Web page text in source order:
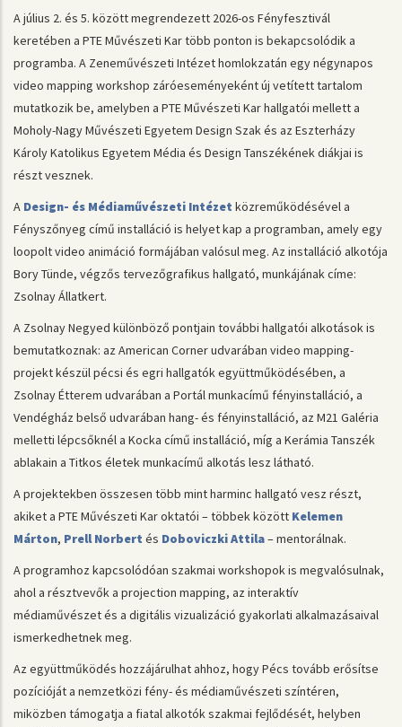
A július 2. és 5. között megrendezett 2026-os Fényfesztivál
keretében a PTE Művészeti Kar több ponton is bekapcsolódik a
programba. A Zeneművészeti Intézet homlokzatán egy négynapos
video mapping workshop záróeseményeként új vetített tartalom
mutatkozik be, amelyben a PTE Művészeti Kar hallgatói mellett a
Moholy-Nagy Művészeti Egyetem Design Szak és az Eszterházy
Károly Katolikus Egyetem Média és Design Tanszékének diákjai is
részt vesznek.
A Design- és Médiaművészeti Intézet közreműködésével a
Fényszőnyeg című installáció is helyet kap a programban, amely egy
loopolt video animáció formájában valósul meg. Az installáció alkotója
Bory Tünde, végzős tervezőgrafikus hallgató, munkájának címe:
Zsolnay Állatkert.
A Zsolnay Negyed különböző pontjain további hallgatói alkotások is
bemutatkoznak: az American Corner udvarában video mapping-
projekt készül pécsi és egri hallgatók együttműködésében, a
Zsolnay Étterem udvarában a Portál munkacímű fényinstalláció, a
Vendégház belső udvarában hang- és fényinstalláció, az M21 Galéria
melletti lépcsőknél a Kocka című installáció, míg a Kerámia Tanszék
ablakain a Titkos életek munkacímű alkotás lesz látható.
A projektekben összesen több mint harminc hallgató vesz részt,
akiket a PTE Művészeti Kar oktatói – többek között Kelemen
Márton, Prell Norbert és Doboviczki Attila– mentorálnak.
A programhoz kapcsolódóan szakmai workshopok is megvalósulnak,
ahol a résztvevők a projection mapping, az interaktív
médiaművészet és a digitális vizualizáció gyakorlati alkalmazásaival
ismerkedhetnek meg.
Az együttműködés hozzájárulhat ahhoz, hogy Pécs tovább erősítse
pozícióját a nemzetközi fény- és médiaművészeti színtéren,
miközben támogatja a fiatal alkotók szakmai fejlődését, helyben